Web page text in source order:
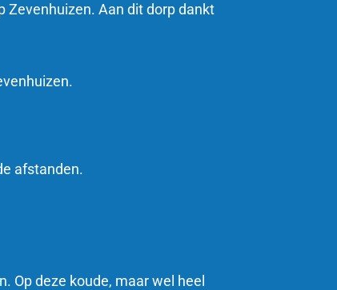
Zevenhuizen. Aan dit dorp dankt
afstanden.
Op deze koude, maar wel heel